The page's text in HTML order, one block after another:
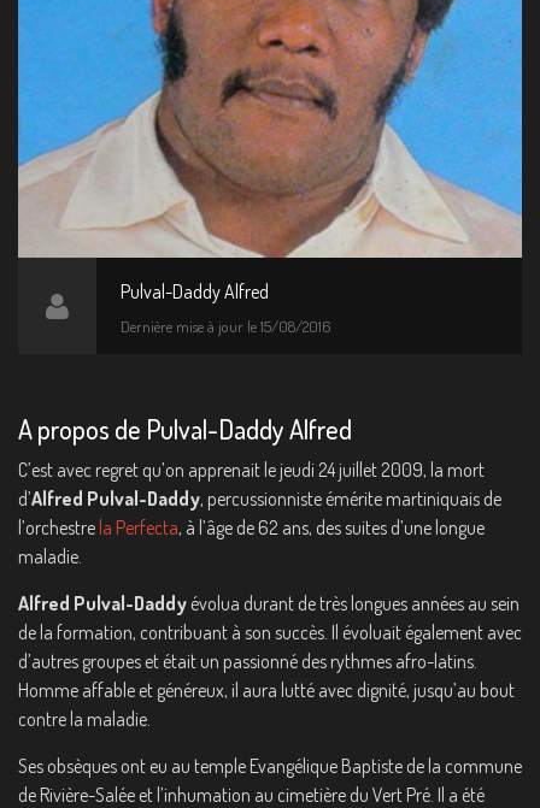
Pulval-Daddy Alfred
Dernière mise à jour le 15/08/2016
A propos de Pulval-Daddy Alfred
C’est avec regret qu’on apprenait le jeudi 24 juillet 2009, la mort
d’Alfred Pulval-Daddy, percussionniste émérite martiniquais de
l’orchestre la Perfecta, à l’âge de 62 ans, des suites d’une longue
maladie.
Alfred Pulval-Daddy évolua durant de très longues années au sein
de la formation, contribuant à son succès. Il évoluait également avec
d’autres groupes et était un passionné des rythmes afro-latins.
Homme affable et généreux, il aura lutté avec dignité, jusqu’au bout
contre la maladie.
Ses obsèques ont eu au temple Evangélique Baptiste de la commune
de Rivière-Salée et l’inhumation au cimetière du Vert Pré. Il a été